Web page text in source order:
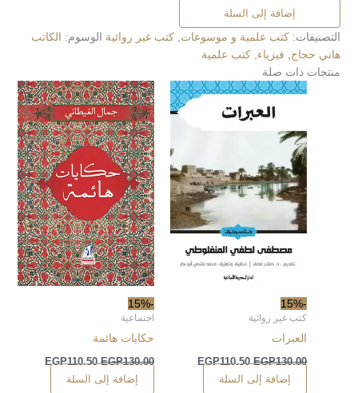
إضافة إلى السلة
التصنيفات: كتب علمية و موسوعات كتب غير روائية الوسوم: الكاتب
هاني حجاج
فيزياء كتب علمية
منتجات ذات صلة
-15%
كتب غير روائية
العبرات
EGP130.00
EGP110.50
إضافة إلى السلة
-15%
اجتماعية
حكايات هائمة
EGP130.00
EGP110.50
إضافة إلى السلة